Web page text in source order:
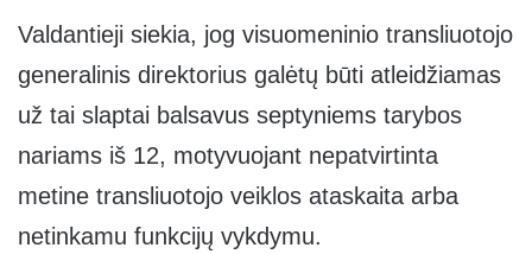
Valdantieji siekia, jog visuomeninio transliuotojo
generalinis direktorius galėtų būti atleidžiamas
už tai slaptai balsavus septyniems tarybos
nariams iš 12, motyvuojant nepatvirtinta
metine transliuotojo veiklos ataskaita arba
netinkamu funkcijų vykdymu.